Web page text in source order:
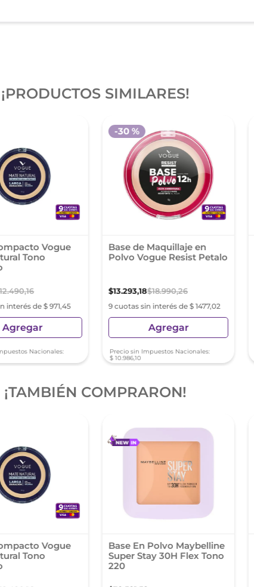
¡PRODUCTOS SIMILARES!
Vogue
Tono
12.490,16
interés de $ 971,45
Agregar
Nacionales:
Base de Maquillaje en
Polvo Vogue Resist Petalo
$13.293,18$18.990,26
9 cuotas sin interés de $ 1477,02
-30 %
Agregar
Precio sin Impuestos Nacionales:
$ 10.986,10
¡TAMBIÉN COMPRARON!
Vogue
Tono
Base En Polvo Maybelline
Super Stay 30H Flex Tono
220